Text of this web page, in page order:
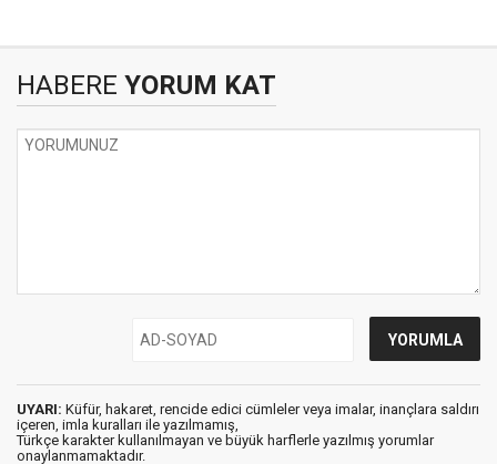
HABERE YORUM KAT
UYARI: Küfür, hakaret, rencide edici cümleler veya imalar, inançlara saldırı
içeren, imla kuralları ile yazılmamış,
Türkçe karakter kullanılmayan ve büyük harflerle yazılmış yorumlar
onaylanmamaktadır.